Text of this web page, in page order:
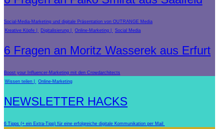
Social-Media-Marketing und digitale Präsentation von OUTRANGE Media
Kreative Köpfe
Digitalisierung Online-Marketing Social Media
6 Fragen an Moritz Wasserek aus Erfurt
Boost your Influencer-Marketing mit den Crowdarchitects
Wissen teilen
Online-Marketing
NEWSLETTER HACKS
6 Tipps (+ ein Extra-Tipp) für eine erfolgreiche digitale Kommunikation per Mail